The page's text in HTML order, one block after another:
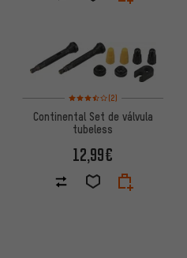
en 8 reseñas
Valoración media: 3,5 de 5
(2)
Continental Set de válvula
tubeless
12,99€